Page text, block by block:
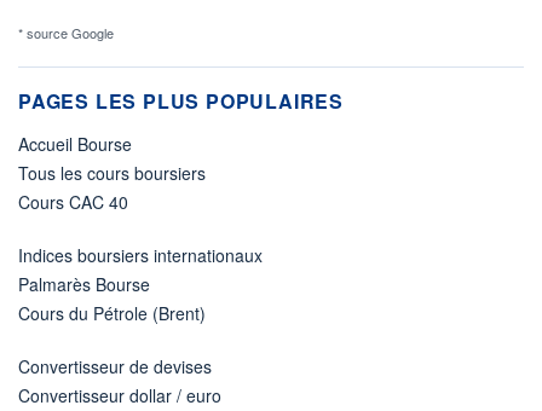
* source Google
PAGES LES PLUS POPULAIRES
Accueil Bourse
Tous les cours boursiers
Cours CAC 40
Indices boursiers internationaux
Palmarès Bourse
Cours du Pétrole (Brent)
Convertisseur de devises
Convertisseur dollar / euro